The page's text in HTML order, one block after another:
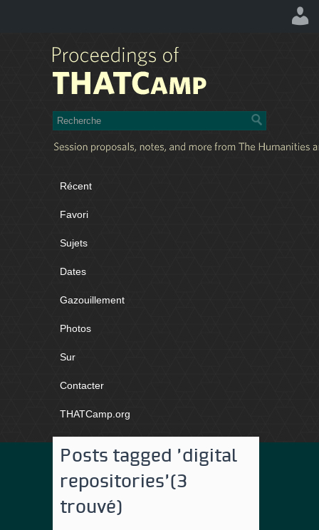
Récent
Favori
Sujets
Dates
Gazouillement
Photos
Sur
Contacter
THATCamp.org
Posts tagged 'digital
repositories'(3
trouvé)